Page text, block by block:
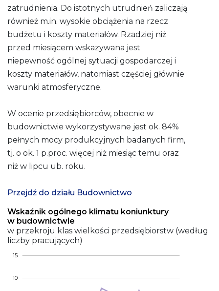
zatrudnienia. Do istotnych utrudnień zaliczają
również m.in. wysokie obciążenia na rzecz
budżetu i koszty materiałów. Rzadziej niż
przed miesiącem wskazywana jest
niepewność ogólnej sytuacji gospodarczej i
koszty materiałów, natomiast częściej głównie
warunki atmosferyczne.
W ocenie przedsiębiorców, obecnie w
budownictwie wykorzystywane jest ok. 84%
pełnych mocy produkcyjnych badanych firm,
tj. o ok. 1 p.proc. więcej niż miesiąc temu oraz
niż w lipcu ub. roku.
Przejdź do działu Budownictwo
Wskaźnik ogólnego klimatu koniunktury
w budownictwie
w przekroju klas wielkości przedsiębiorstw (według
liczby pracujących)
10
15